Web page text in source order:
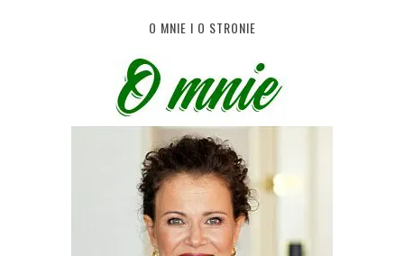
O MNIE I O STRONIE